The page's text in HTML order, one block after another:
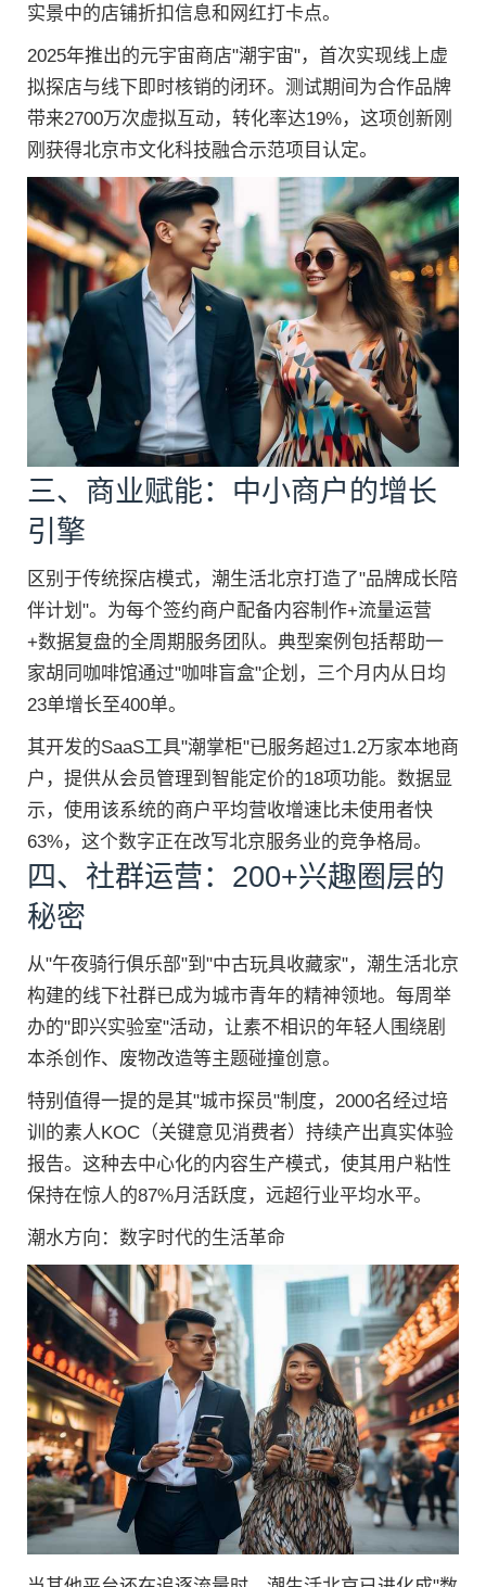
实景中的店铺折扣信息和网红打卡点。
2025年推出的元宇宙商店"潮宇宙"，首次实现线上虚
拟探店与线下即时核销的闭环。测试期间为合作品牌
带来2700万次虚拟互动，转化率达19%，这项创新刚
刚获得北京市文化科技融合示范项目认定。
三、商业赋能：中小商户的增长
引擎
区别于传统探店模式，潮生活北京打造了"品牌成长陪
伴计划"。为每个签约商户配备内容制作+流量运营
+数据复盘的全周期服务团队。典型案例包括帮助一
家胡同咖啡馆通过"咖啡盲盒"企划，三个月内从日均
23单增长至400单。
其开发的SaaS工具"潮掌柜"已服务超过1.2万家本地商
户，提供从会员管理到智能定价的18项功能。数据显
示，使用该系统的商户平均营收增速比未使用者快
63%，这个数字正在改写北京服务业的竞争格局。
四、社群运营：200+兴趣圈层的
秘密
从"午夜骑行俱乐部"到"中古玩具收藏家"，潮生活北京
构建的线下社群已成为城市青年的精神领地。每周举
办的"即兴实验室"活动，让素不相识的年轻人围绕剧
本杀创作、废物改造等主题碰撞创意。
特别值得一提的是其"城市探员"制度，2000名经过培
训的素人KOC（关键意见消费者）持续产出真实体验
报告。这种去中心化的内容生产模式，使其用户粘性
保持在惊人的87%月活跃度，远超行业平均水平。
潮水方向：数字时代的生活革命